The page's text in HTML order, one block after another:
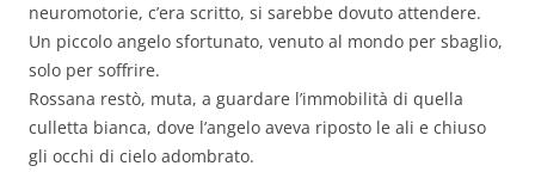
neuromotorie, c’era scritto, si sarebbe dovuto attendere.
Un piccolo angelo sfortunato, venuto al mondo per sbaglio,
solo per soffrire.
Rossana restò, muta, a guardare l’immobilità di quella
culletta bianca, dove l’angelo aveva riposto le ali e chiuso
gli occhi di cielo adombrato.